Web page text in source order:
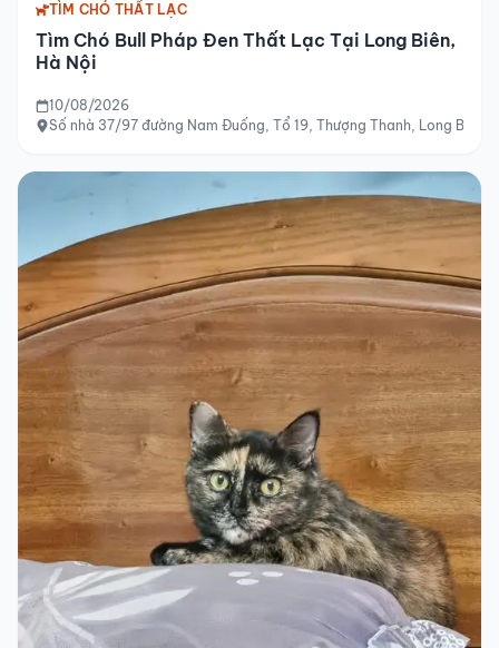
TÌM CHÓ THẤT LẠC
Tìm Chó Bull Pháp Đen Thất Lạc Tại Long Biên,
Hà Nội
10/08/2026
Số nhà 37/97 đường Nam Đuống, Tổ 19, Thượng Thanh, Long Biên,